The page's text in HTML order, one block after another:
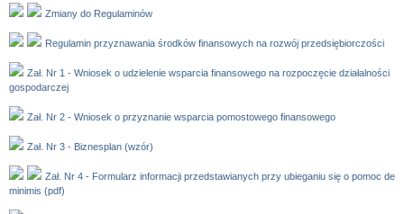
Zmiany do Regulaminów
Regulamin przyznawania środków finansowych na rozwój przedsiębiorczości
Zał. Nr 1 - Wniosek o udzielenie wsparcia finansowego na rozpoczęcie działalności
gospodarczej
Zał. Nr 2 - Wniosek o przyznanie wsparcia pomostowego finansowego
Zał. Nr 3 - Biznesplan (wzór)
Zał. Nr 4 - Formularz informacji przedstawianych przy ubieganiu się o pomoc de
minimis (pdf)